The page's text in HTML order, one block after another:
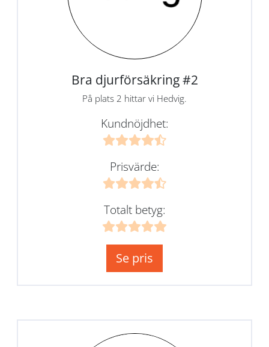
Bra djurförsäkring #2
På plats 2 hittar vi Hedvig.
Kundnöjdhet:
Prisvärde:
Totalt betyg:
Se pris